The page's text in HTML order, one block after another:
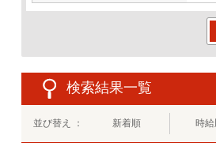
検索結果一覧
並び替え ： 新着順 時